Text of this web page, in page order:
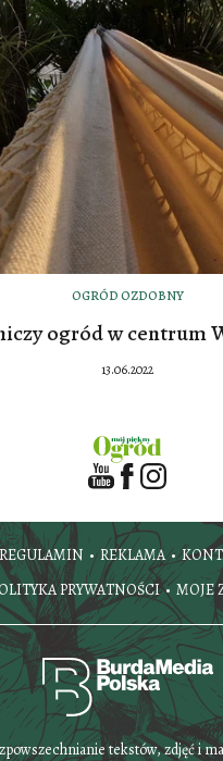
OGRÓD OZDOBNY
ogród w centrum
13.06.2022
REGULAMIN REKLAMA
PRYWATNOŚCI
MOJE
tekstów, zdjęć i